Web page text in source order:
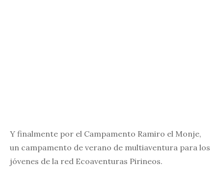
Y finalmente por el Campamento Ramiro el Monje,
un campamento de verano de multiaventura para los
jóvenes de la red Ecoaventuras Pirineos.